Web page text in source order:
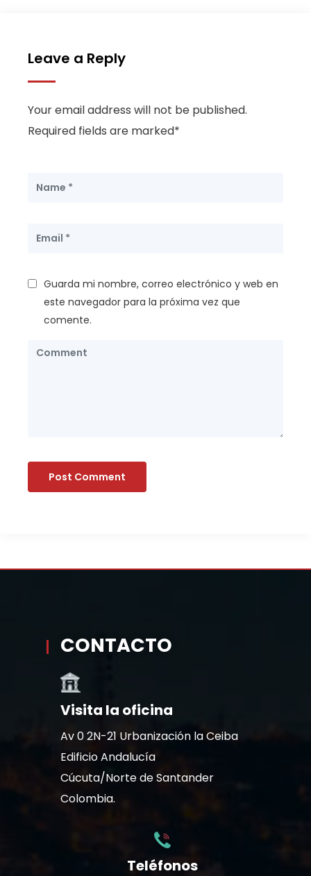
Leave a Reply
Your email address will not be published.
Required fields are marked*
Guarda mi nombre, correo electrónico y web en
este navegador para la próxima vez que
comente.
CONTACTO
Visita la oficina
Av 0 2N-21 Urbanización la Ceiba
Edificio Andalucía
Cúcuta/Norte de Santander
Colombia.
Teléfonos